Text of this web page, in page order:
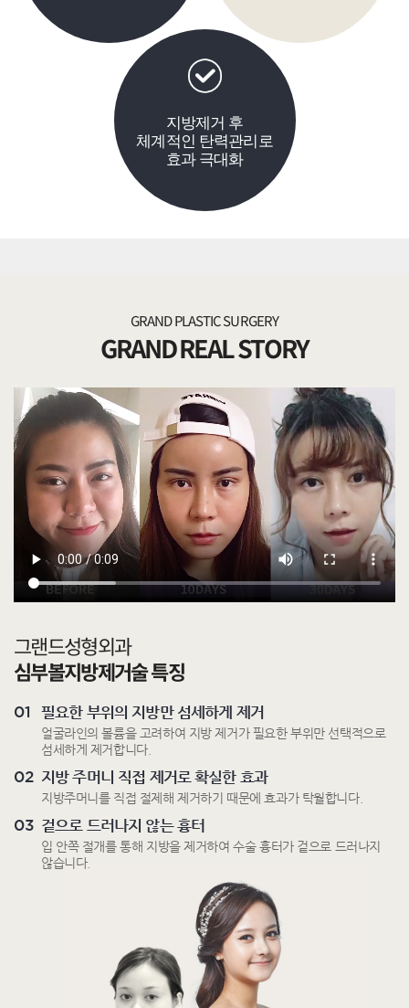
지방제거 후
체계적인 탄력관리로
효과 극대화
GRAND PLASTIC SURGERY
GRAND REAL STORY
그랜드성형외과
심부볼지방제거술 특징
01 필요한 부위의 지방만 섬세하게 제거
얼굴라인의 볼륨을 고려하여 지방 제거가 필요한 부위만 선택적으로
섬세하게 제거합니다.
02 지방 주머니 직접 제거로 확실한 효과
지방주머니를 직접 절제해 제거하기 때문에 효과가 탁월합니다.
03 겉으로 드러나지 않는 흉터
입 안쪽 절개를 통해 지방을 제거하여 수술 흉터가 겉으로 드러나지
않습니다.